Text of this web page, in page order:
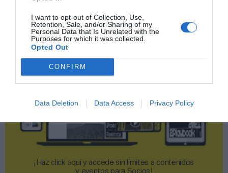
I want to opt-out of Collection, Use,
Retention, Sale, and/or Sharing of my
Personal Data that Is Unrelated with the
Purposes for which it was collected.
Opted Out
CONFIRM
Data Deletion Data Access Privacy Policy
¡Haz click aquí y accede sin límites a contenidos
y eventos para Socios!​​​​​​​